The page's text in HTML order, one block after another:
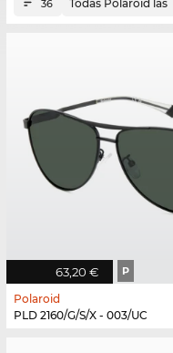
36 Todas Polaroid las
63,20 € P
Polaroid
PLD 2160/G/S/X - 003/UC